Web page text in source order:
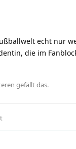
echt nur
die im
gefällt das.